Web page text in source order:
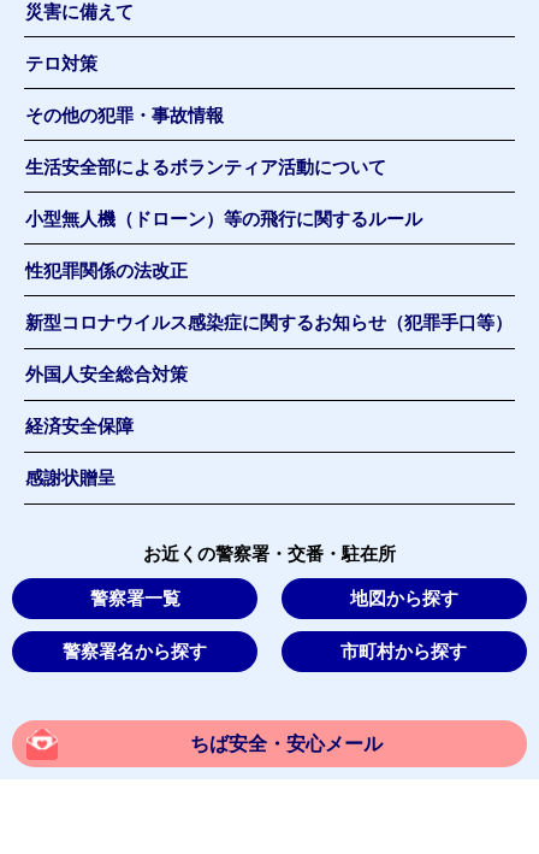
災害に備えて
テロ対策
その他の犯罪・事故情報
生活安全部によるボランティア活動について
小型無人機（ドローン）等の飛行に関するルール
性犯罪関係の法改正
新型コロナウイルス感染症に関するお知らせ（犯罪手口等）
外国人安全総合対策
経済安全保障
感謝状贈呈
お近くの警察署・交番・駐在所
警察署一覧 地図から探す
警察署名から探す 市町村から探す
ちば安全・安心メール